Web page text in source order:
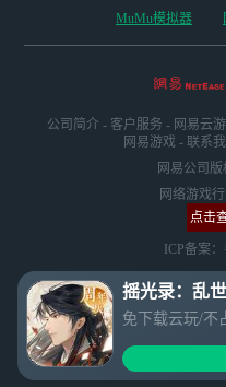
摇光录：乱
免下载云玩/不
MuMu模拟器
公司简介 - 客户服务 - 网易云
网易游戏 - 联系我
网易公司
网络游戏
点击
ICP备案